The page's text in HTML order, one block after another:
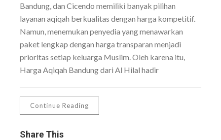
Bandung, dan Cicendo memiliki banyak pilihan
layanan aqiqah berkualitas dengan harga kompetitif.
Namun, menemukan penyedia yang menawarkan
paket lengkap dengan harga transparan menjadi
prioritas setiap keluarga Muslim. Oleh karena itu,
Harga Aqiqah Bandung dari Al Hilal hadir
Continue Reading
Share This